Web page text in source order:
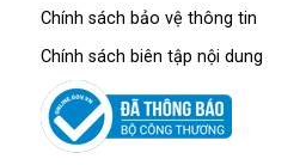
Chính sách bảo vệ thông tin
Chính sách biên tập nội dung